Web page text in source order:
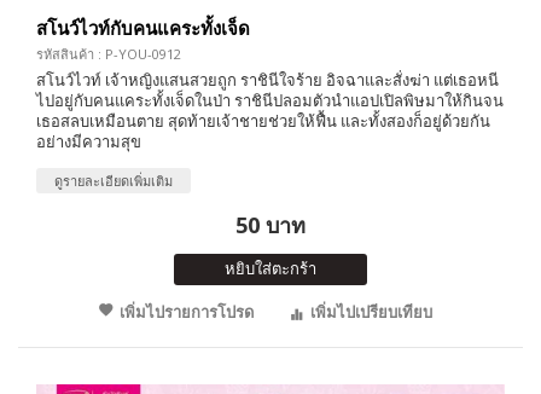
สโนว์ไวท์กับคนแคระทั้งเจ็ด
รหัสสินค้า : P-YOU-0912
สโนว์ไวท์ เจ้าหญิงแสนสวยถูก ราชินีใจร้าย อิจฉาและสั่งฆ่า แต่เธอหนี
ไปอยู่กับคนแคระทั้งเจ็ดในป่า ราชินีปลอมตัวนำแอปเปิลพิษมาให้กินจน
เธอสลบเหมือนตาย สุดท้ายเจ้าชายช่วยให้ฟื้น และทั้งสองก็อยู่ด้วยกัน
อย่างมีความสุข
ดูรายละเอียดเพิ่มเติม
50 บาท
หยิบใส่ตะกร้า
เพิ่มไปรายการโปรด
เพิ่มไปเปรียบเทียบ